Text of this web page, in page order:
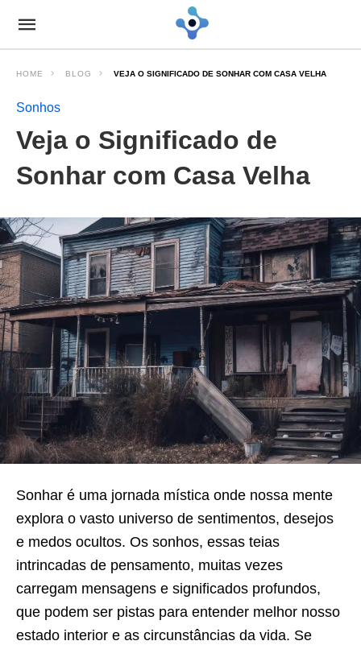
HOME BLOG VEJA O SIGNIFICADO DE SONHAR COM CASA VELHA
Sonhos
Veja o Significado de
Sonhar com Casa Velha
Sonhar é uma jornada mística onde nossa mente
explora o vasto universo de sentimentos, desejos
e medos ocultos. Os sonhos, essas teias
intrincadas de pensamento, muitas vezes
carregam mensagens e significados profundos,
que podem ser pistas para entender melhor nosso
estado interior e as circunstâncias da vida. Se